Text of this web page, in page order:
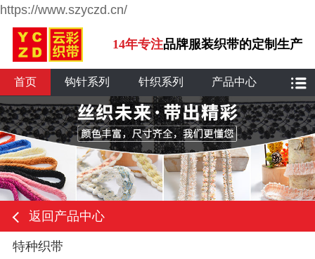
https://www.szyczd.cn/
14年专注品牌服装织带的定制生产
首页 钩针系列 针织系列 产品中心
返回产品中心
特种织带